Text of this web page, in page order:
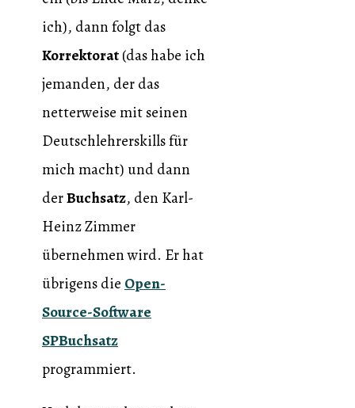
ich), dann folgt das
Korrektorat(das habe ich
jemanden, der das
netterweise mit seinen
Deutschlehrerskills für
mich macht) und dann
derBuchsatz, den Karl-
Heinz Zimmer
übernehmen wird. Er hat
übrigens die Open-
Source-Software
SPBuchsatz
programmiert.